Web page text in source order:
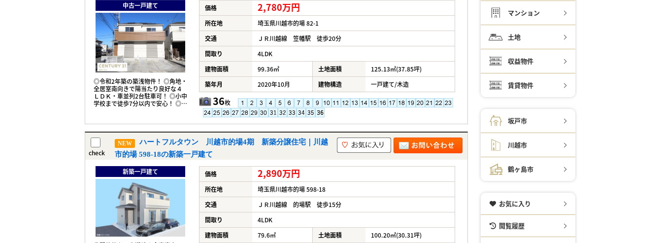
中古一戸建て
◎令和2年築の築浅物件！ ◎角地・
全居室南向きで陽当たり良好な４
ＬＤＫ・車並列2台駐車可！ ◎小中
学校まで徒歩7分以内で安心！ ◎都
価格 2,780万円
所在地
埼玉県川越市的場 82-1
交通
ＪＲ川越線 笠幡駅 徒歩20分
間取り
4LDK
建物面積
99.36㎡ 土地面積
125.13㎡(37.85坪)
築年月
2020年10月 建物構造 一戸建て/木造
36枚
check
NEW
ハートフルタウン 川越市的場4期 新築分譲住宅｜川越
市的場 598-18の新築一戸建て
新築一戸建て 価格 2,890万円
所在地
埼玉県川越市的場 598-18
交通
ＪＲ川越線 的場駅 徒歩15分
間取り
4LDK
建物面積
79.6㎡ 土地面積
100.20㎡(30.31坪)
マンション
土地
収益物件
賃貸物件
坂戸市
川越市
鶴ヶ島市
お気に入り
閲覧履歴